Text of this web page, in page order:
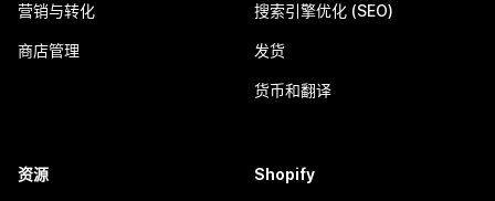
营销与转化
商店管理
搜索引擎优化 (SEO)
发货
货币和翻译
资源 Shopify